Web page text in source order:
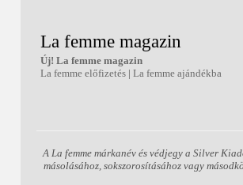
La femme magazin
Új! La femme magazin
La femme előfizetés | La femme ajándékba
A La femme márkanév és védjegy a Silver
másolásához, sokszorosításához vagy